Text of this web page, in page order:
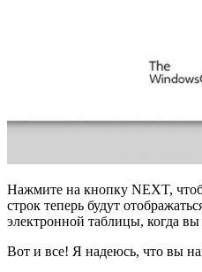
Нажмите на кнопку NEXT,
строк теперь будут
электронной таблицы, когда вы
Вот и все! Я надеюсь, что вы